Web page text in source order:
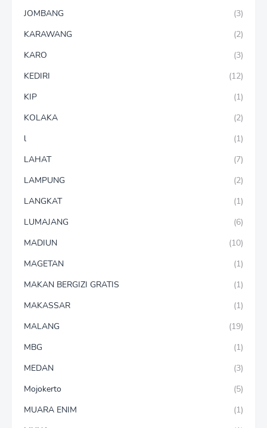
JOMBANG
(3)
KARAWANG
(2)
KARO
(3)
KEDIRI
(12)
KIP
(1)
KOLAKA
(2)
l
(1)
LAHAT
(7)
LAMPUNG
(2)
LANGKAT
(1)
LUMAJANG
(6)
MADIUN
(10)
MAGETAN
(1)
MAKAN BERGIZI GRATIS
(1)
MAKASSAR
(1)
MALANG
(19)
MBG
(1)
MEDAN
(3)
Mojokerto
(5)
MUARA ENIM
(1)